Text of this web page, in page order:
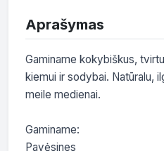
Aprašymas
Gaminame kokybiškus,
kiemui ir sodybai. Natūralu,
meile medienai.
Gaminame:
Pavėsines